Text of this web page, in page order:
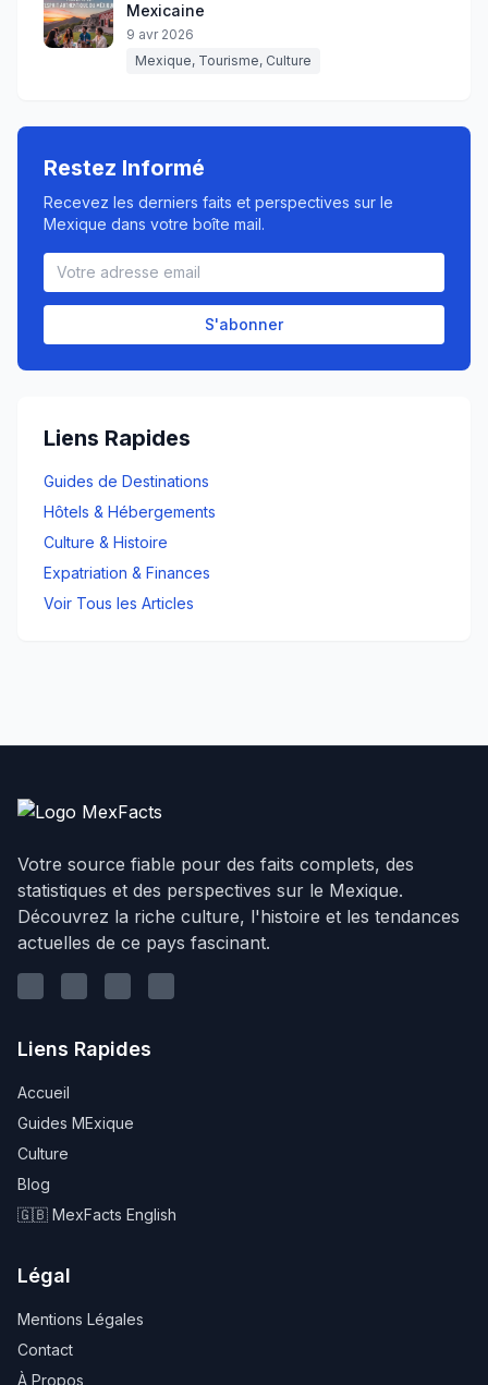
Mexicaine
9 avr 2026
Mexique, Tourisme, Culture
Restez Informé
Recevez les derniers faits et perspectives sur le
Mexique dans votre boîte mail.
S'abonner
Liens Rapides
Guides de Destinations
Hôtels & Hébergements
Culture & Histoire
Expatriation & Finances
Voir Tous les Articles
Votre source fiable pour des faits complets, des
statistiques et des perspectives sur le Mexique.
Découvrez la riche culture, l'histoire et les tendances
actuelles de ce pays fascinant.
Liens Rapides
Accueil
Guides MExique
Culture
Blog
🇬🇧 MexFacts English
Légal
Mentions Légales
Contact
À Propos